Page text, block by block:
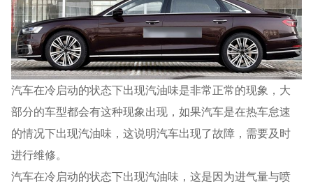
汽车在冷启动的状态下出现汽油味是非常正常的现象，大
部分的车型都会有这种现象出现，如果汽车是在热车怠速
的情况下出现汽油味，这说明汽车出现了故障，需要及时
进行维修。
汽车在冷启动的状态下出现汽油味，这是因为进气量与喷